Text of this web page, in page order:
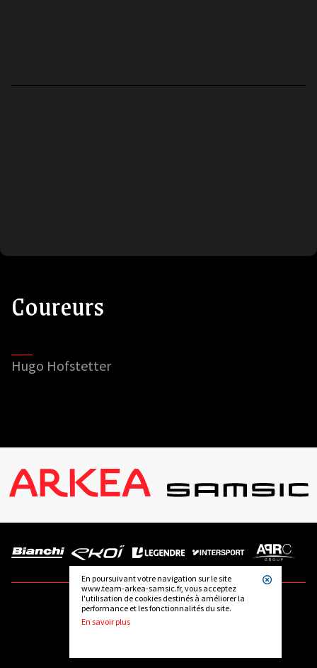
En poursuivant votre navigation sur le site
www.team-arkea-samsic.fr, vous acceptez
l'utilisation de cookies destinés à améliorer la
performance et les fonctionnalités du site.
En savoir plus
Coureurs
Hugo Hofstetter
SUIVEZ-NOUS